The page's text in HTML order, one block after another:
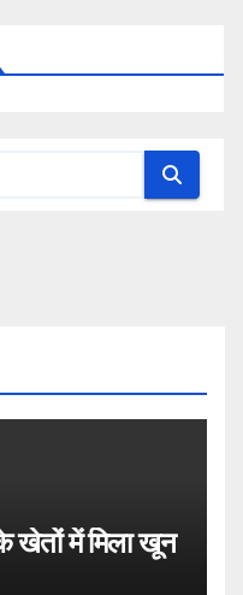
खेतों में मिला खून